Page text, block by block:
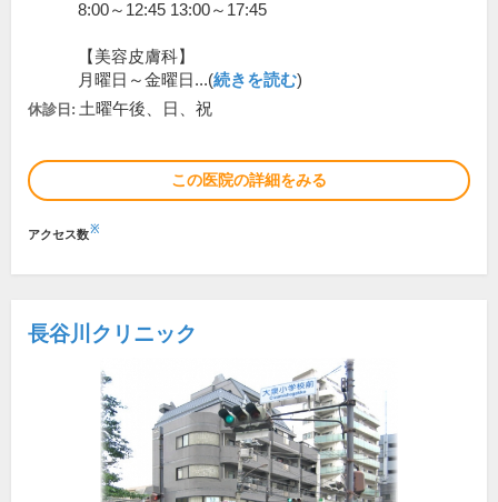
8:00～12:45 13:00～17:45
【美容皮膚科】
月曜日～金曜日...(続きを読む)
休診日: 土曜午後、日、祝
この医院の詳細をみる
アクセス数※
長谷川クリニック